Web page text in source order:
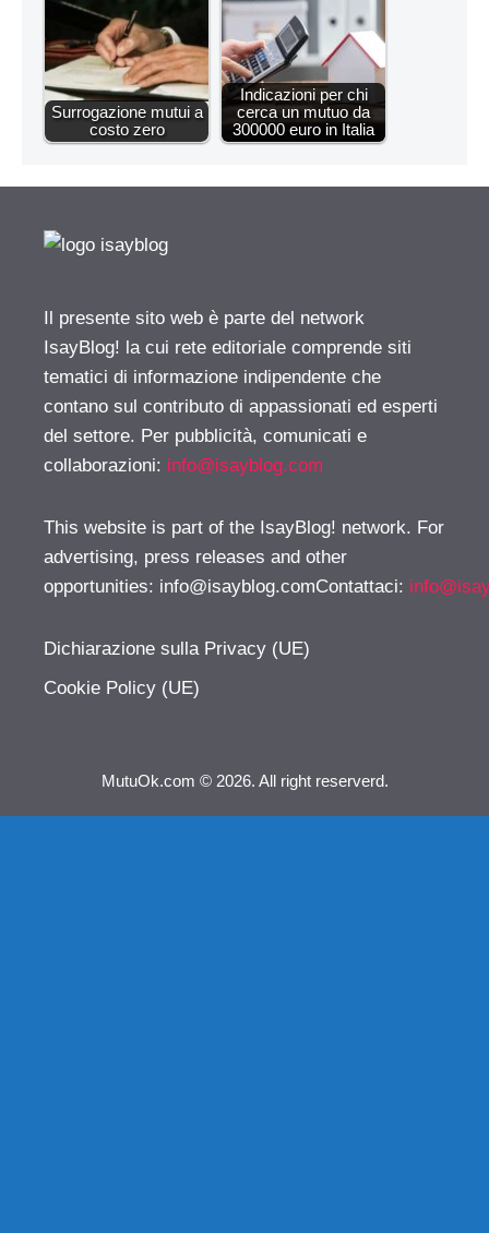
Surrogazione mutui a
costo zero
Indicazioni per chi
cerca un mutuo da
300000 euro in Italia
Il presente sito web è parte del network
IsayBlog! la cui rete editoriale comprende siti
tematici di informazione indipendente che
contano sul contributo di appassionati ed esperti
del settore. Per pubblicità, comunicati e
collaborazioni: info@isayblog.com
This website is part of the IsayBlog! network. For
advertising, press releases and other
opportunities: info@isayblog.comContattaci:
Dichiarazione sulla Privacy (UE)
Cookie Policy (UE)
MutuOk.com © 2026. All right reserverd.